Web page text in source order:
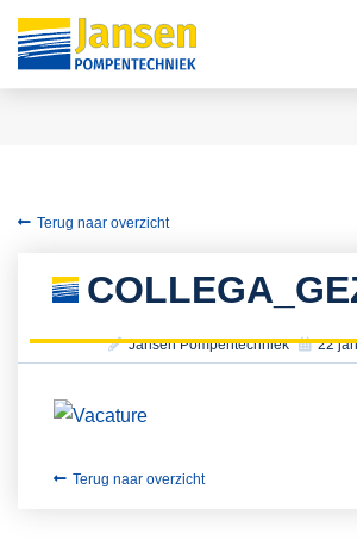
Terug naar overzicht
Jansen Pompentechniek 22
Terug naar overzicht